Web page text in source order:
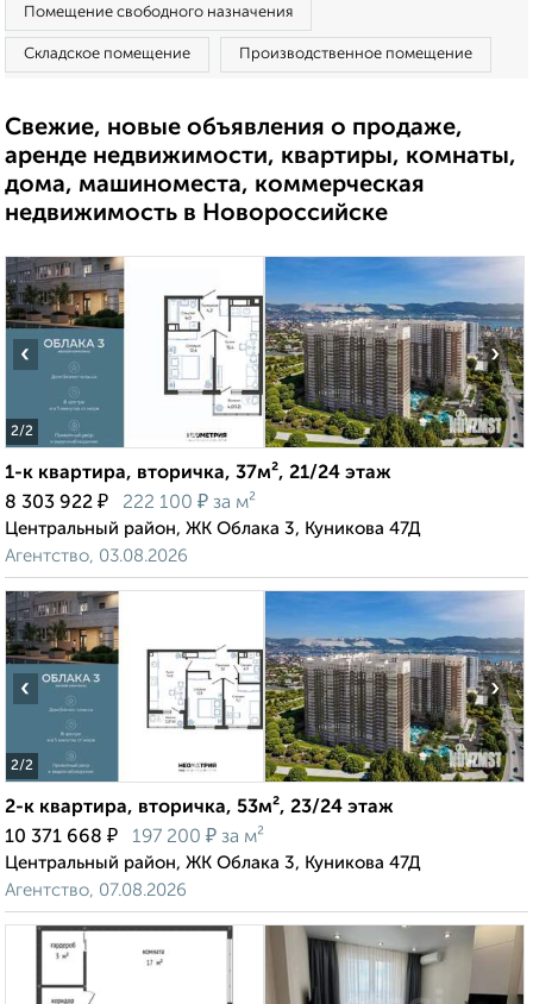
Помещение свободного назначения
Складское помещение Производственное помещение
Свежие, новые объявления о продаже,
аренде недвижимости, квартиры, комнаты,
дома, машиноместа, коммерческая
недвижимость в Новороссийске
2/2
‹ ›
1-к квартира, вторичка, 37м², 21/24 этаж
8 303 922 ₽ 222 100 ₽ за м²
Центральный район, ЖК Облака 3, Куникова 47Д
Агентство, 03.08.2026
2/2
‹ ›
2-к квартира, вторичка, 53м², 23/24 этаж
10 371 668 ₽ 197 200 ₽ за м²
Центральный район, ЖК Облака 3, Куникова 47Д
Агентство, 07.08.2026